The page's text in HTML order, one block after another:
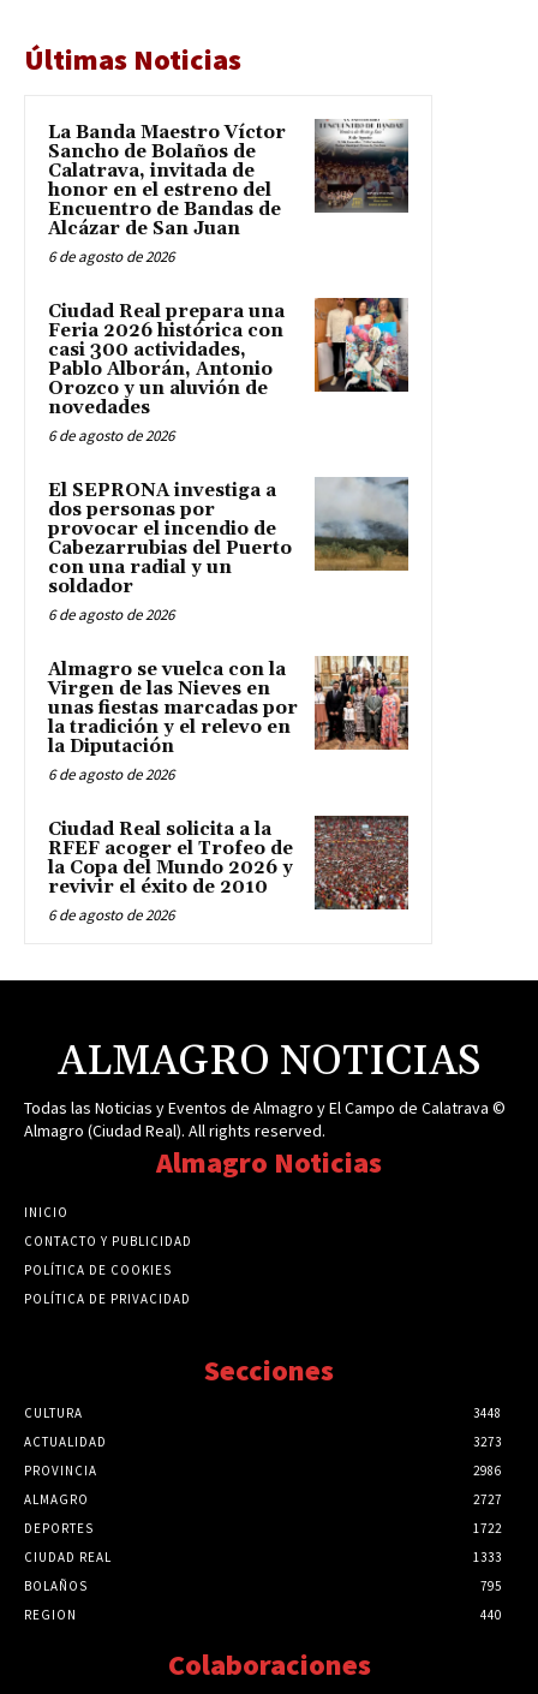
Últimas Noticias
La Banda Maestro Víctor
Sancho de Bolaños de
Calatrava, invitada de
honor en el estreno del
Encuentro de Bandas de
Alcázar de San Juan
6 de agosto de 2026
Ciudad Real prepara una
Feria 2026 histórica con
casi 300 actividades,
Pablo Alborán, Antonio
Orozco y un aluvión de
novedades
6 de agosto de 2026
El SEPRONA investiga a
dos personas por
provocar el incendio de
Cabezarrubias del Puerto
con una radial y un
soldador
6 de agosto de 2026
Almagro se vuelca con la
Virgen de las Nieves en
unas fiestas marcadas por
la tradición y el relevo en
la Diputación
6 de agosto de 2026
Ciudad Real solicita a la
RFEF acoger el Trofeo de
la Copa del Mundo 2026 y
revivir el éxito de 2010
6 de agosto de 2026
ALMAGRO NOTICIAS
Todas las Noticias y Eventos de Almagro y El Campo de Calatrava ©
Almagro (Ciudad Real). All rights reserved.
Almagro Noticias
INICIO
CONTACTO Y PUBLICIDAD
POLÍTICA DE COOKIES
POLÍTICA DE PRIVACIDAD
Secciones
CULTURA
3448
ACTUALIDAD
3273
PROVINCIA
2986
ALMAGRO
2727
DEPORTES
1722
CIUDAD REAL
1333
BOLAÑOS
795
REGION
440
Colaboraciones